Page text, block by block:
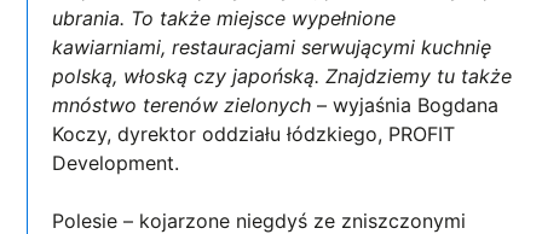
ubrania. To także miejsce wypełnione
kawiarniami, restauracjami serwującymi kuchnię
polską, włoską czy japońską. Znajdziemy tu także
mnóstwo terenów zielonych – wyjaśnia Bogdana
Koczy, dyrektor oddziału łódzkiego, PROFIT
Development.
Polesie – kojarzone niegdyś ze zniszczonymi